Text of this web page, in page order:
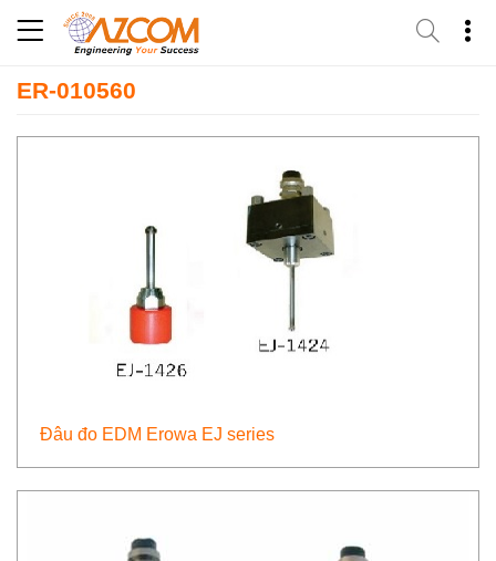
ER-010560
Đâu đo EDM Erowa EJ series